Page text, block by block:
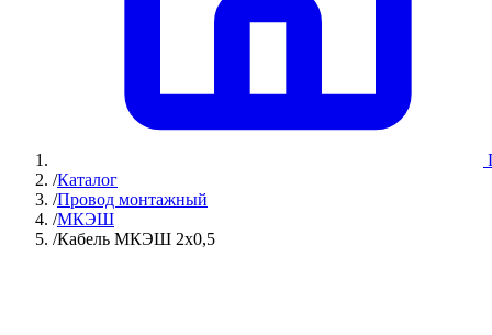
/Каталог
/Провод монтажный
/МКЭШ
/Кабель МКЭШ 2х0,5